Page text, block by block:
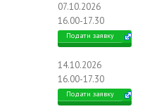
07.10.2026
16.00-17.30
Подати заявку
14.10.2026
16.00-17.30
Подати заявку